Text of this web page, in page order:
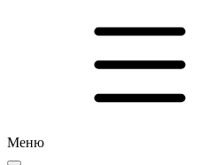
Меню